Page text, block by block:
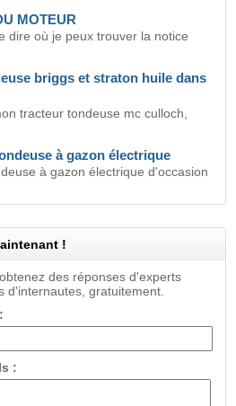
MOTEUR
dire où je peux trouver la notice
briggs et straton huile dans
tracteur tondeuse mc culloch,
à gazon électrique
à gazon électrique d'occasion
!
des réponses d'experts
d'internautes, gratuitement.
: